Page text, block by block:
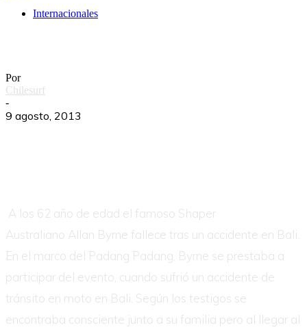
Internacionales
Por
Chilesurf
-
9 agosto, 2013
A los 62 año de edad el famoso Shaper
Australiano Allan Byrne fallece tras un accidente en Bali.
En el marco del Padang Padang, Byrne se prestaba a
participar del evento, cuando sufrió un accidente de
tránsito en moto en Bali. Según los testigos se
encontraba consciente junto a su familia pero al llegar al